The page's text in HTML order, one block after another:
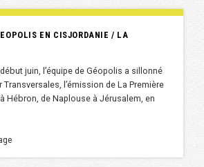
EN CISJORDANIE / LA
juin, l’équipe de Géopolis a sillonné
Transversales, l’émission de La Première
Hébron, de Naplouse à Jérusalem, en